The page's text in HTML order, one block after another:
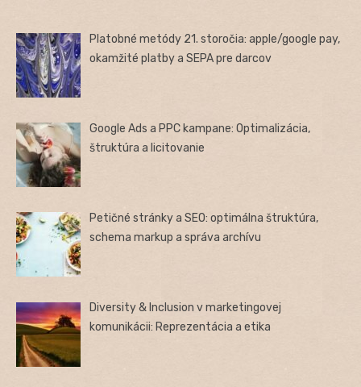
Platobné metódy 21. storočia: apple/google pay,
okamžité platby a SEPA pre darcov
Google Ads a PPC kampane: Optimalizácia,
štruktúra a licitovanie
Petičné stránky a SEO: optimálna štruktúra,
schema markup a správa archívu
Diversity & Inclusion v marketingovej
komunikácii: Reprezentácia a etika